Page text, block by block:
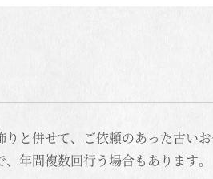
りと併せて、ご依頼のあった古い
、年間複数回行う場合もあります。